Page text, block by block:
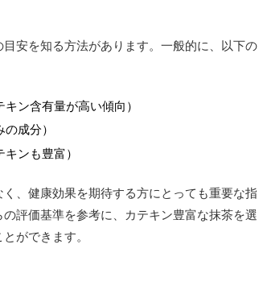
安を知る方法があります。一般的に、以下の
ン含有量が高い傾向）
成分）
ンも豊富）
、健康効果を期待する方にとっても重要な指
評価基準を参考に、カテキン豊富な抹茶を選
ができます。